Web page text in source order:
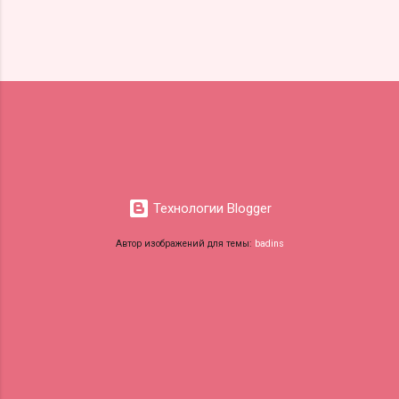
Технологии Blogger
Автор изображений для темы: badins